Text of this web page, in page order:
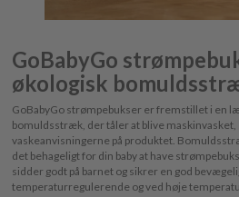
GoBabyGo
økologisk
GoBabyGo strømpebukser er fremstillet i en
bomuldsstræk, der tåler at blive
vaskeanvisningerne på produktet.
det behageligt for din baby at have
sidder godt på barnet og sikrer en god
temperaturregulerende og ved høje